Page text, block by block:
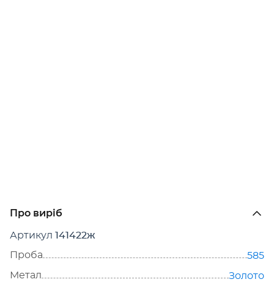
Про виріб
Артикул 141422ж
Проба
585
Метал
Золото